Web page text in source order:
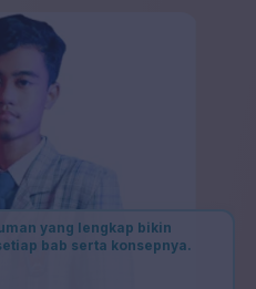
yang lengkap bikin
bab serta konsepnya.